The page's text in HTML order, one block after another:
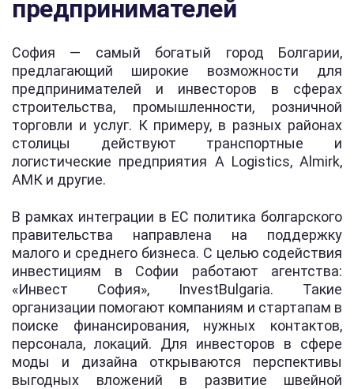
предпринимателей
София — самый богатый город Болгарии,
предлагающий широкие возможности для
предпринимателей и инвесторов в сферах
строительства, промышленности, розничной
торговли и услуг. К примеру, в разных районах
столицы действуют транспортные и
логистические предприятия A Logistics, Almirk,
АМК и другие.
В рамках интеграции в ЕС политика болгарского
правительства направлена на поддержку
малого и среднего бизнеса. С целью содействия
инвестициям в Софии работают агентства:
«Инвест София», InvestBulgaria. Такие
организации помогают компаниям и стартапам в
поиске финансирования, нужных контактов,
персонала, локаций. Для инвесторов в сфере
моды и дизайна открываются перспективы
выгодных вложений в развитие швейной